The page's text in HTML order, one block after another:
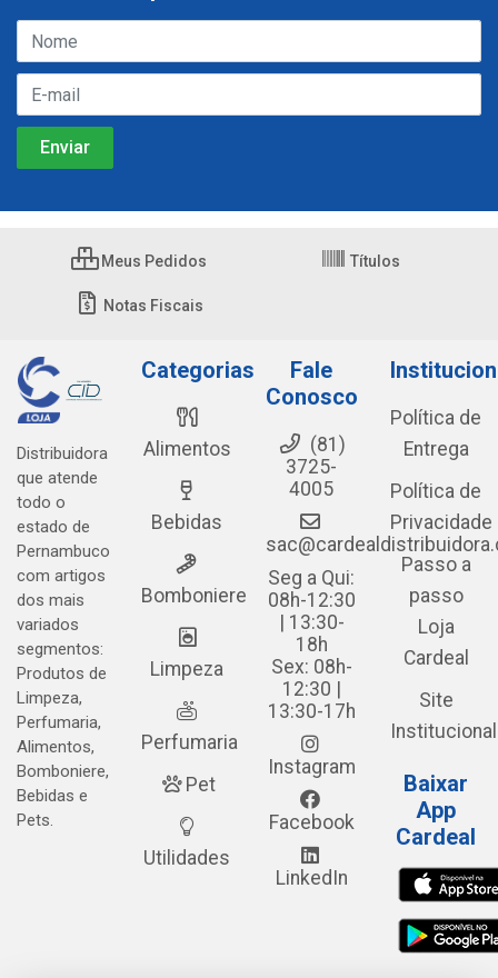
Meus Pedidos Títulos
Notas Fiscais
Distribuidora
que atende
todo o
estado de
Pernambuco
com artigos
dos mais
variados
segmentos:
Produtos de
Limpeza,
Perfumaria,
Alimentos,
Bomboniere,
Bebidas e
Pets.
Categorias
Alimentos
Bebidas
Bomboniere
Limpeza
Perfumaria
Pet
Utilidades
Fale
Conosco
(81)
3725-
4005
Seg a Qui:
08h-12:30
| 13:30-
18h
Sex: 08h-
12:30 |
13:30-17h
Instagram
Facebook
LinkedIn
Política de
Entrega
Política de
Privacidade
Passo a
passo
Loja
Cardeal
Site
Institucional
Baixar
App
Cardeal